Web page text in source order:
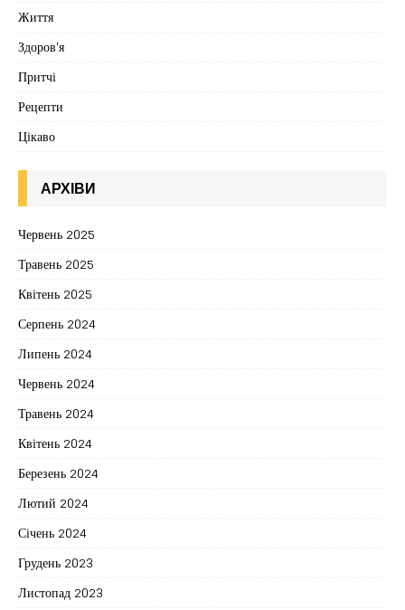
Життя
Здоров'я
Притчі
Рецепти
Цікаво
АРХІВИ
Червень 2025
Травень 2025
Квітень 2025
Серпень 2024
Липень 2024
Червень 2024
Травень 2024
Квітень 2024
Березень 2024
Лютий 2024
Січень 2024
Грудень 2023
Листопад 2023